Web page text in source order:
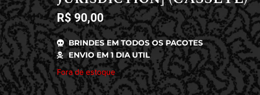
R$90,00
BRINDES EM TODOS OS PACOTES
ENVIO EM 1 DIA UTIL
Fora de estoque